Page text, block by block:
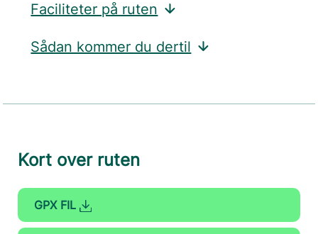
Faciliteter på ruten
Sådan kommer du dertil
Kort over ruten
GPX FIL